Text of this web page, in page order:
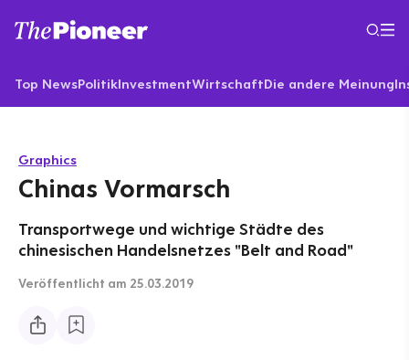
Top NewsPolitikInvestmentWirtschaftDie andere Meinung
Graphics
Chinas Vormarsch
Transportwege und wichtige Städte des
chinesischen Handelsnetzes "Belt and Road"
Veröffentlicht am 25.03.2019